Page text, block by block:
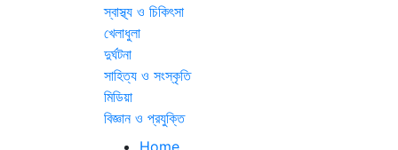
স্বাস্থ্য ও চিকিৎসা
খেলাধুলা
দুর্ঘটনা
সাহিত্য ও সংস্কৃতি
মিডিয়া
বিজ্ঞান ও প্রযুক্তি
Home